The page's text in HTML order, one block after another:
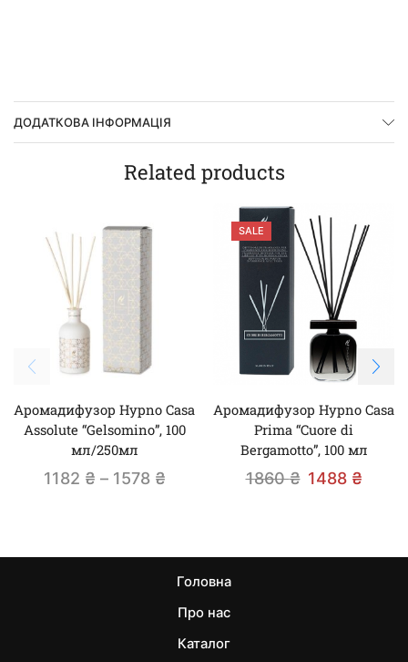
ДОДАТКОВА ІНФОРМАЦІЯ
Related products
Аромадифузор Hypno Casa
Assolute “Gelsomino”, 100
мл/250мл
1182 ₴ – 1578 ₴
SALE
Аромадифузор Hypno Casa
Prima “Cuore di
Bergamotto”, 100 мл
1860₴ 1488 ₴
Головна
Про нас
Каталог